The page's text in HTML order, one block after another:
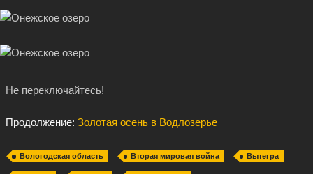
Не переключайтесь!
Продолжение: Золотая осень в Водлозерье
Вологодская область Вторая мировая война Вытегра